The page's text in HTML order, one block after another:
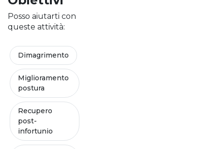
Posso aiutarti con
queste attività:
Dimagrimento
Miglioramento
postura
Recupero
post-
infortunio